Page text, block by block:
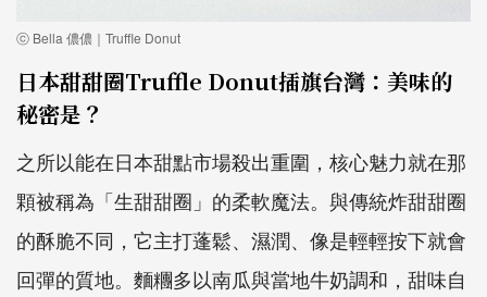
ⓒ Bella 儂儂｜Truffle Donut
日本甜甜圈Truffle Donut插旗台灣：美味的
秘密是？
之所以能在日本甜點市場殺出重圍，核心魅力就在那
顆被稱為「生甜甜圈」的柔軟魔法。與傳統炸甜甜圈
的酥脆不同，它主打蓬鬆、濕潤、像是輕輕按下就會
回彈的質地。麵糰多以南瓜與當地牛奶調和，甜味自